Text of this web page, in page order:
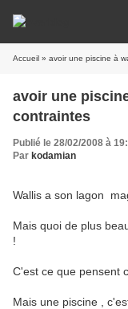
Accueil » avoir une piscine à
avoir une
contraintes
Publié le 28/02/2008 à
Par kodamian
Wallis a son lagon
Mais quoi de plus
!
C'est ce que pensent
Mais une piscine ,